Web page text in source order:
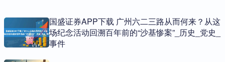
国盛证券APP下载 广州六二三路从而何来？从这
场纪念活动回溯百年前的“沙基惨案”_历史_党史_
事件